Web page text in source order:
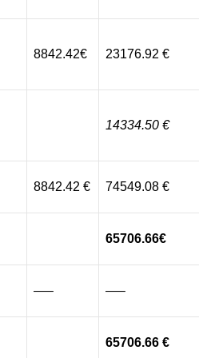
8842.42€ 23176.92 €
14334.50 €
8842.42 € 74549.08 €
65706.66€
—– —–
65706.66 €